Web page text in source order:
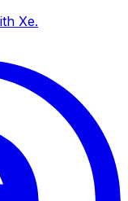
Xe.